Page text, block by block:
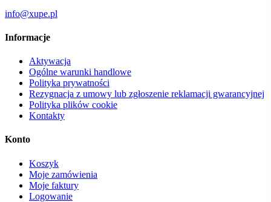
info@xupe.pl
Informacje
Aktywacja
Ogólne warunki handlowe
Polityka prywatności
Rezygnacja z umowy lub zgłoszenie reklamacji gwarancyjnej
Polityka plików cookie
Kontakty
Konto
Koszyk
Moje zamówienia
Moje faktury
Logowanie